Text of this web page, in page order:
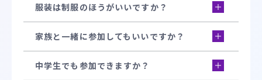
服装は制服のほうがいいですか？
家族と一緒に参加してもいいですか？
中学生でも参加できますか？